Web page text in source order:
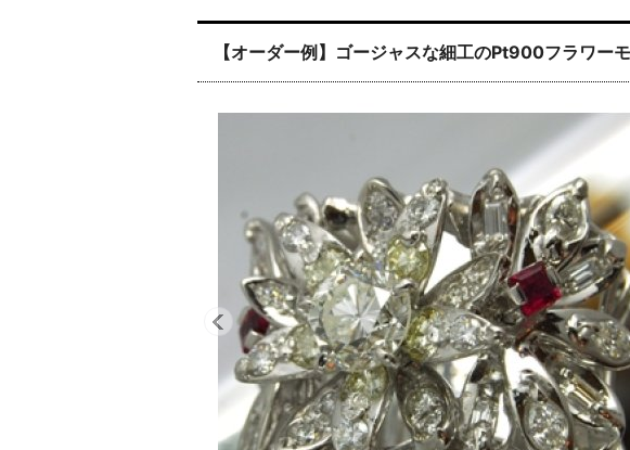
【オーダー例】ゴージャスな細工のPt900フラワー